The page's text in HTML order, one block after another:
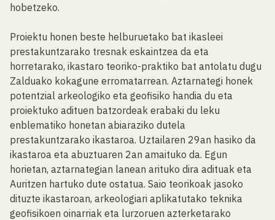
hobetzeko.
Proiektu honen beste helburuetako bat ikasleei
prestakuntzarako tresnak eskaintzea da eta
horretarako, ikastaro teoriko-praktiko bat antolatu dugu
Zalduako kokagune erromatarrean. Aztarnategi honek
potentzial arkeologiko eta geofisiko handia du eta
proiektuko adituen batzordeak erabaki du leku
enblematiko honetan abiaraziko dutela
prestakuntzarako ikastaroa. Uztailaren 29an hasiko da
ikastaroa eta abuztuaren 2an amaituko da. Egun
horietan, aztarnategian lanean arituko dira adituak eta
Auritzen hartuko dute ostatua. Saio teorikoak jasoko
dituzte ikastaroan, arkeologiari aplikatutako teknika
geofisikoen oinarriak eta lurzoruen azterketarako